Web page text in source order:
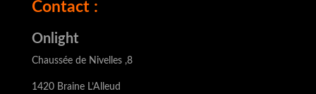
Contact :
Onlight
Chaussée de Nivelles ,8
1420 Braine L’Alleud